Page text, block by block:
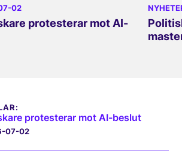
02
protesterar mot AI-
protesterar mot AI-beslut
07-02